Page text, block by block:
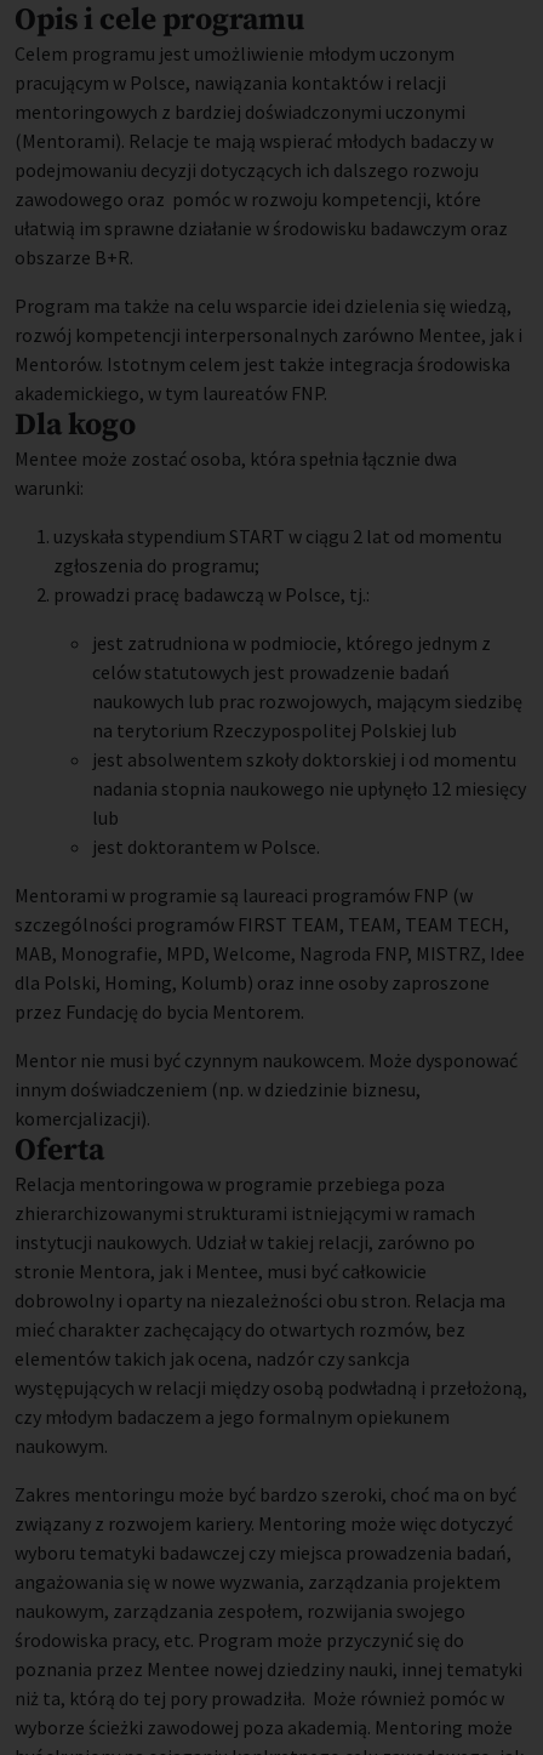
Opis i cele programu
Celem programu jest umożliwienie młodym uczonym
pracującym w Polsce, nawiązania kontaktów i relacji
mentoringowych z bardziej doświadczonymi uczonymi
(Mentorami). Relacje te mają wspierać młodych badaczy w
podejmowaniu decyzji dotyczących ich dalszego rozwoju
zawodowego oraz pomóc w rozwoju kompetencji, które
ułatwią im sprawne działanie w środowisku badawczym oraz
obszarze B+R.
Program ma także na celu wsparcie idei dzielenia się wiedzą,
rozwój kompetencji interpersonalnych zarówno Mentee, jak i
Mentorów. Istotnym celem jest także integracja środowiska
akademickiego, w tym laureatów FNP.
Dla kogo
Mentee może zostać osoba, która spełnia łącznie dwa
warunki:
uzyskała stypendium START w ciągu 2 lat od momentu
zgłoszenia do programu;
prowadzi pracę badawczą w Polsce, tj.:
jest zatrudniona w podmiocie, którego jednym z
celów statutowych jest prowadzenie badań
naukowych lub prac rozwojowych, mającym siedzibę
na terytorium Rzeczypospolitej Polskiej lub
jest absolwentem szkoły doktorskiej i od momentu
nadania stopnia naukowego nie upłynęło 12 miesięcy
lub
jest doktorantem w Polsce.
Mentorami w programie są laureaci programów FNP (w
szczególności programów FIRST TEAM, TEAM, TEAM TECH,
MAB, Monografie, MPD, Welcome, Nagroda FNP, MISTRZ, Idee
dla Polski, Homing, Kolumb) oraz inne osoby zaproszone
przez Fundację do bycia Mentorem.
Mentor nie musi być czynnym naukowcem. Może dysponować
innym doświadczeniem (np. w dziedzinie biznesu,
komercjalizacji).
Oferta
Relacja mentoringowa w programie przebiega poza
zhierarchizowanymi strukturami istniejącymi w ramach
instytucji naukowych. Udział w takiej relacji, zarówno po
stronie Mentora, jak i Mentee, musi być całkowicie
dobrowolny i oparty na niezależności obu stron. Relacja ma
mieć charakter zachęcający do otwartych rozmów, bez
elementów takich jak ocena, nadzór czy sankcja
występujących w relacji między osobą podwładną i przełożoną,
czy młodym badaczem a jego formalnym opiekunem
naukowym.
Zakres mentoringu może być bardzo szeroki, choć ma on być
związany z rozwojem kariery. Mentoring może więc dotyczyć
wyboru tematyki badawczej czy miejsca prowadzenia badań,
angażowania się w nowe wyzwania, zarządzania projektem
naukowym, zarządzania zespołem, rozwijania swojego
środowiska pracy, etc. Program może przyczynić się do
poznania przez Mentee nowej dziedziny nauki, innej tematyki
niż ta, którą do tej pory prowadziła. Może również pomóc w
wyborze ścieżki zawodowej poza akademią. Mentoring może